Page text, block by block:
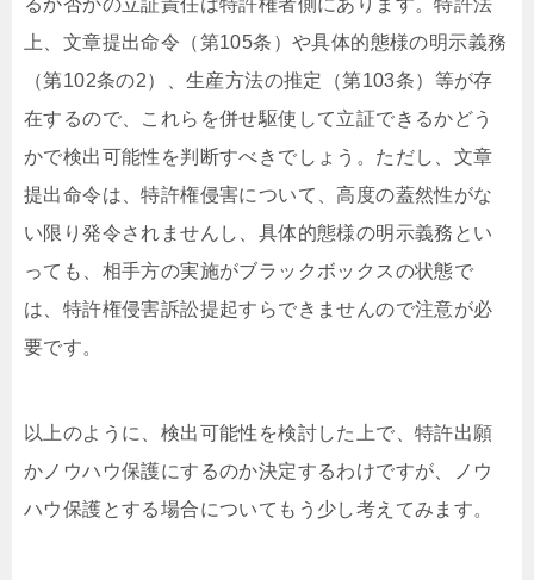
るか否かの立証責任は特許権者側にあります。特許法
上、文章提出命令（第105条）や具体的態様の明示義務
（第102条の2）、生産方法の推定（第103条）等が存
在するので、これらを併せ駆使して立証できるかどう
かで検出可能性を判断すべきでしょう。ただし、文章
提出命令は、特許権侵害について、高度の蓋然性がな
い限り発令されませんし、具体的態様の明示義務とい
っても、相手方の実施がブラックボックスの状態で
は、特許権侵害訴訟提起すらできませんので注意が必
要です。
以上のように、検出可能性を検討した上で、特許出願
かノウハウ保護にするのか決定するわけですが、ノウ
ハウ保護とする場合についてもう少し考えてみます。